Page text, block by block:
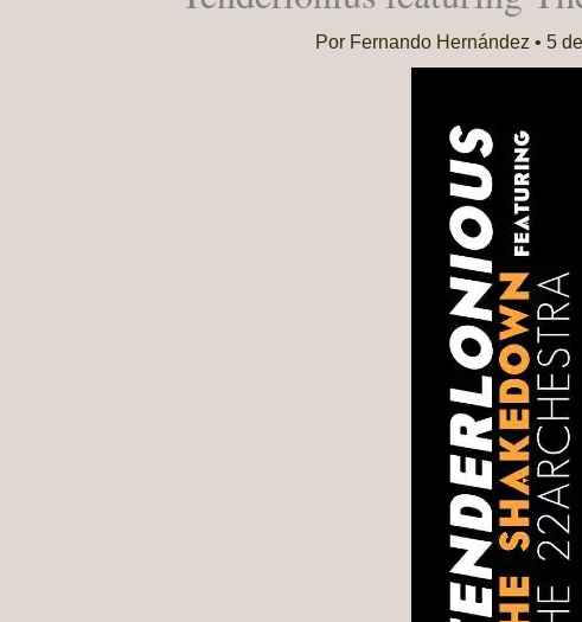
Por Fernando Hernández • 5